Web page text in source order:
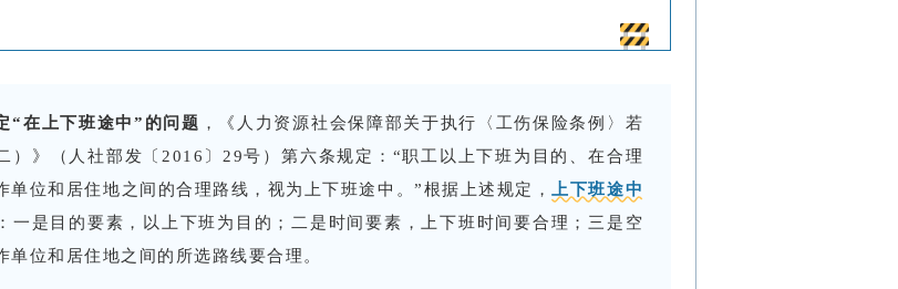
“在上下班途中”的问题 ，《人力资源社会保障部关于执行〈工伤保险条例〉若
）》（人社部发〔2016〕29号）第六条规定：“职工以上下班为目的、在合理
单位和居住地之间的合理路线，视为上下班途中。”根据上述规定，
上下班途中
：一是目的要素，以上下班为目的；二是时间要素，上下班时间要合理；三是空
单位和居住地之间的所选路线要合理。